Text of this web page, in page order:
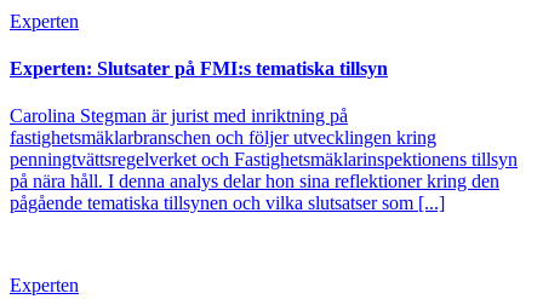
Experten
Experten: Slutsater på FMI:s tematiska tillsyn
Carolina Stegman är jurist med inriktning på
fastighetsmäklarbranschen och följer utvecklingen kring
penningtvättsregelverket och Fastighetsmäklarinspektionens tillsyn
på nära håll. I denna analys delar hon sina reflektioner kring den
pågående tematiska tillsynen och vilka slutsatser som [...]
Experten